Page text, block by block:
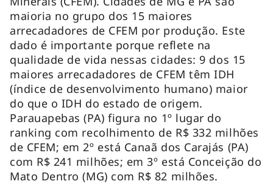
maioria no grupo dos 15 maiores
arrecadadores de CFEM por produção. Este
dado é importante porque reflete na
qualidade de vida nessas cidades: 9 dos 15
maiores arrecadadores de CFEM têm IDH
(índice de desenvolvimento humano) maior
do que o IDH do estado de origem.
Parauapebas (PA) figura no 1º lugar do
ranking com recolhimento de R$ 332 milhões
de CFEM; em 2º está Canaã dos Carajás (PA)
com R$ 241 milhões; em 3º está Conceição do
Mato Dentro (MG) com R$ 82 milhões.